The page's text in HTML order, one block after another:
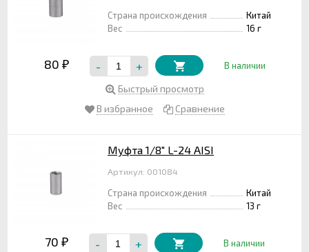
Страна происхождения
Китай
Вес
16 г
80 ₽ - + В наличии
Быстрый просмотр
В избранное
Сравнение
Муфта 1/8" L-24 AISI
Артикул: 001084
Страна происхождения
Китай
Вес
13 г
70 ₽ - + В наличии